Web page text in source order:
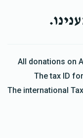
All donations on
The tax ID
The international